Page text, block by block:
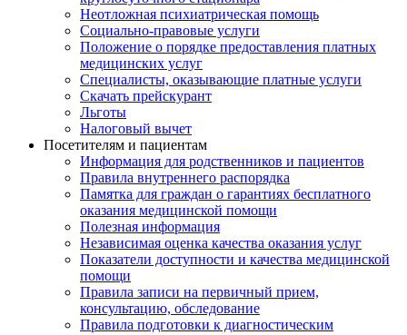
Неотложная психиатрическая помощь
Социально-правовые услуги
Положение о порядке предоставления платных
медицинских услуг
Специалисты, оказывающие платные услуги
Скачать прейскурант
Льготы
Налоговый вычет
Посетителям и пациентам
Информация для родственников и пациентов
Правила внутреннего распорядка
Памятка для граждан о гарантиях бесплатного
оказания медицинской помощи
Полезная информация
Независимая оценка качества оказания услуг
Показатели доступности и качества медицинской
помощи
Правила записи на первичный прием,
консультацию, обследование
Правила подготовки к диагностическим